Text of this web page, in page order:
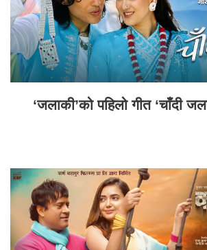
‘जलाकी’को पहिलो गीत ‘चाँदी